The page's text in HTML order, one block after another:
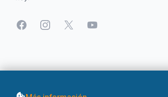
FacebookInstagram
X YouTube